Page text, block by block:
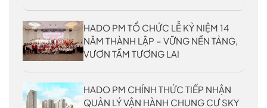
HADO PM TỔ CHỨC LỄ KỶ NIỆM 14
NĂM THÀNH LẬP – VỮNG NỀN TẢNG,
VƯƠN TẦM TƯƠNG LAI
HADO PM CHÍNH THỨC TIẾP NHẬN
QUẢN LÝ VẬN HÀNH CHUNG CƯ SKY